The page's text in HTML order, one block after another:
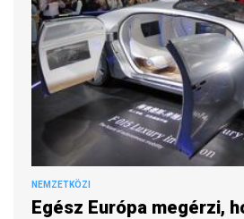
NEMZETKÖZI
Egész Európa megérzi,